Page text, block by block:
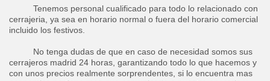
Tenemos personal cualificado para todo lo relacionado con
cerrajeria, ya sea en horario normal o fuera del horario comercial
incluido los festivos.
No tenga dudas de que en caso de necesidad somos sus
cerrajeros madrid 24 horas, garantizando todo lo que hacemos y
con unos precios realmente sorprendentes, si lo encuentra mas